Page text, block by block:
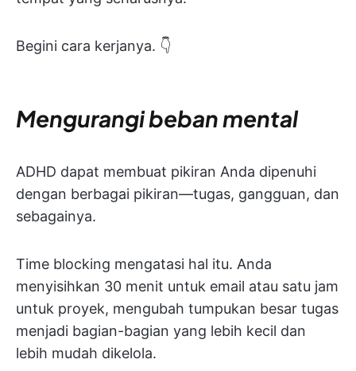
Begini cara kerjanya. 👇
Mengurangi beban mental
ADHD dapat membuat pikiran Anda dipenuhi
dengan berbagai pikiran—tugas, gangguan, dan
sebagainya.
Time blocking mengatasi hal itu. Anda
menyisihkan 30 menit untuk email atau satu jam
untuk proyek, mengubah tumpukan besar tugas
menjadi bagian-bagian yang lebih kecil dan
lebih mudah dikelola.